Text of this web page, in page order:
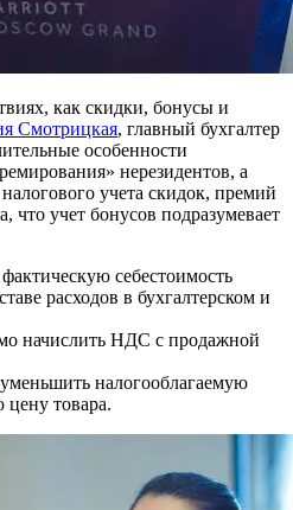
как скидки, бонусы и
Смотрицкая, главный бухгалтер
особенности
нерезидентов, а
учета скидок, премий
что учет бонусов подразумевает
себестоимость
расходов в бухгалтерском и
начислить НДС с продажной
налогооблагаемую
товара.